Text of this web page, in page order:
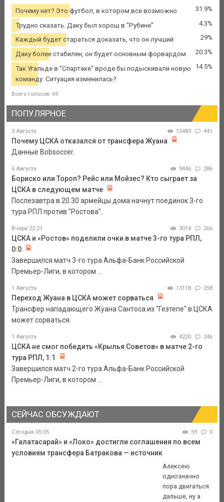
Почему нет? Это футбол, в котором все возможно 31.9%
Трудно сказать. Даку был хорош в "Рубине" 4.3%
Каждый будет стараться доказать, что он лучший 29%
Даку более стабилен, он будет основным форвардом 20.3%
Так Угальде в "Спартаке" вроде бы подыскивали новую
команду. Ситуация изменилась?
14.5%
Всего голосов: 69
ПОПУЛЯРНОЕ
3 Августа 15483 441
Почему ЦСКА отказался от трансфера Жуана
Данные Bobsoccer.
6 Августа 9446 286
Бориско или Тороп? Рейс или Мойзес? Кто сыграет за
ЦСКА в следующем матче
Послезавтра в 20.30 армейцы дома начнут поединок 3-го
тура РПЛ против "Ростова".
Вчера 22:21 3014 266
ЦСКА и «Ростов» поделили очки в матче 3-го тура РПЛ,
0:0
Завершился матч 3-го тура Альфа-Банк Российской
Премьер-Лиги, в котором ...
1 Августа 13118 258
Переход Жуана в ЦСКА может сорваться
Трансфер нападающего Жуана Сантоса из "Гезтепе" в ЦСКА
может сорваться.
1 Августа 4220 246
ЦСКА не смог победить «Крылья Советов» в матче 2-го
тура РПЛ, 1:1
Завершился матч 2-го тура Альфа-Банк Российской
Премьер-Лиги, в котором ...
СЕЙЧАС ОБСУЖДАЮТ
Сегодня 05:05 59 0
«Галатасарай» и «Локо» достигли соглашения по всем
условиям трансфера Батракова — источник
Алексею
однозначно
пора двигаться
дальше, ну а